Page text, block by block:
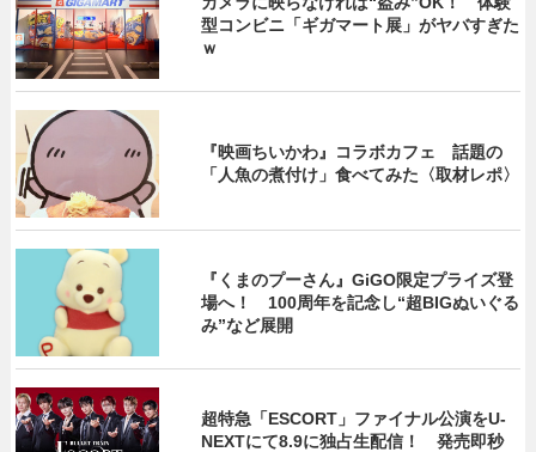
型コンビニ「ギガマート展」がヤバすぎた
ｗ
『映画ちいかわ』コラボカフェ 話題の
「人魚の煮付け」食べてみた〈取材レポ〉
『くまのプーさん』GiGO限定プライズ登
場へ！ 100周年を記念し“超BIGぬいぐる
み”など展開
超特急「ESCORT」ファイナル公演をU-
NEXTにて8.9に独占生配信！ 発売即秒